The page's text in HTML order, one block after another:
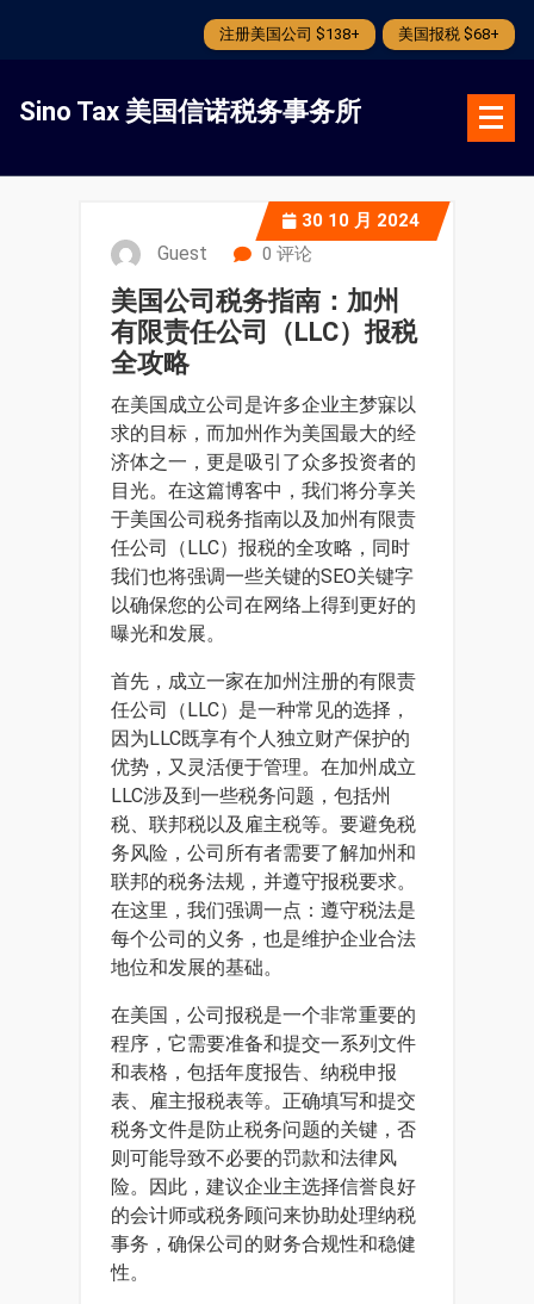
注册美国公司 $138+ 美国报税 $68+
Sino Tax 美国信诺税务事务所
30 10 月 2024
Guest 0 评论
美国公司税务指南：加州
有限责任公司（LLC）报税
全攻略
在美国成立公司是许多企业主梦寐以
求的目标，而加州作为美国最大的经
济体之一，更是吸引了众多投资者的
目光。在这篇博客中，我们将分享关
于美国公司税务指南以及加州有限责
任公司（LLC）报税的全攻略，同时
我们也将强调一些关键的SEO关键字
以确保您的公司在网络上得到更好的
曝光和发展。
首先，成立一家在加州注册的有限责
任公司（LLC）是一种常见的选择，
因为LLC既享有个人独立财产保护的
优势，又灵活便于管理。在加州成立
LLC涉及到一些税务问题，包括州
税、联邦税以及雇主税等。要避免税
务风险，公司所有者需要了解加州和
联邦的税务法规，并遵守报税要求。
在这里，我们强调一点：遵守税法是
每个公司的义务，也是维护企业合法
地位和发展的基础。
在美国，公司报税是一个非常重要的
程序，它需要准备和提交一系列文件
和表格，包括年度报告、纳税申报
表、雇主报税表等。正确填写和提交
税务文件是防止税务问题的关键，否
则可能导致不必要的罚款和法律风
险。因此，建议企业主选择信誉良好
的会计师或税务顾问来协助处理纳税
事务，确保公司的财务合规性和稳健
性。